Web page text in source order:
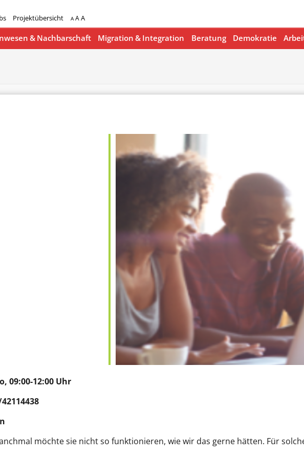
Projektübersicht A AA
& Nachbarschaft Migration & Integration Beratung Demokratie
12:00 Uhr
möchte sie nicht so funktionieren, wie wir das gerne hätten. Für